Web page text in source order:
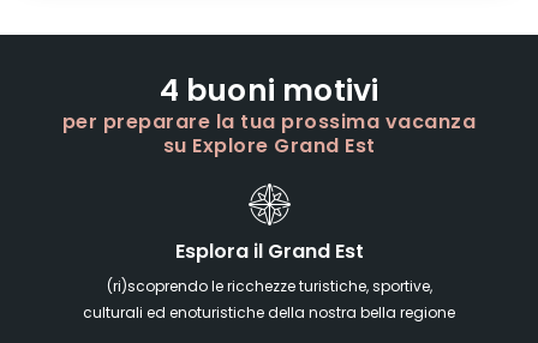
4 buoni motivi
per preparare la tua prossima vacanza
su Explore Grand Est
Esplora il Grand Est
(ri)scoprendo le ricchezze turistiche, sportive,
culturali ed enoturistiche della nostra bella regione